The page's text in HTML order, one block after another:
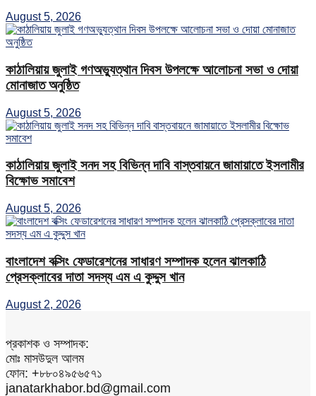
August 5, 2026
কাঠালিয়ায় জুলাই গণঅভ্যুত্থান দিবস উপলক্ষে আলোচনা সভা ও দোয়া
মোনাজাত অনুষ্ঠিত
August 5, 2026
কাঠালিয়ায় জুলাই সনদ সহ বিভিন্ন দাবি বাস্তবায়নে জামায়াতে ইসলামীর
বিক্ষোভ সমাবেশ
August 5, 2026
বাংলাদেশ বক্সিং ফেডারেশনের সাধারণ সম্পাদক হলেন ঝালকাঠি
প্রেসক্লাবের দাতা সদস্য এম এ কুদ্দুস খান
August 2, 2026
প্রকাশক ও সম্পাদক:
মোঃ মাসউদুল আলম
ফোন: +৮৮০৪৯৫৬৫৭১
janatarkhabor.bd@gmail.com